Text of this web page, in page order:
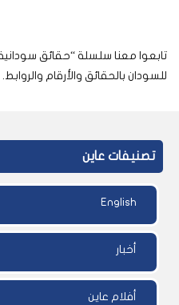
تابعوا معنا سلسلة “حقائق
للسودان بالحقائق والأرقام والروابط.
تصنيفات عاين
English
أخبار
أفلام عاين